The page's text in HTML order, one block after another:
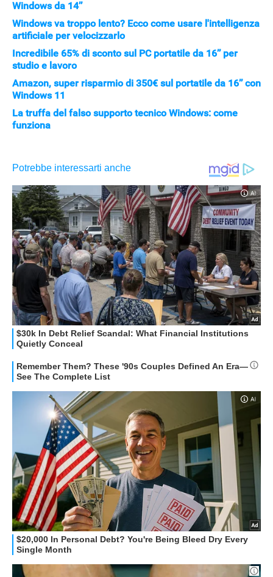
APPLE
Windows da 14’’
Windows va troppo lento? Ecco come usare l'intelligenza
artificiale per velocizzarlo
Incredibile 65% di sconto sul PC portatile da 16’’ per
studio e lavoro
Amazon, super risparmio di 350€ sul portatile da 16’’ con
Windows 11
La truffa del falso supporto tecnico Windows: come
funziona